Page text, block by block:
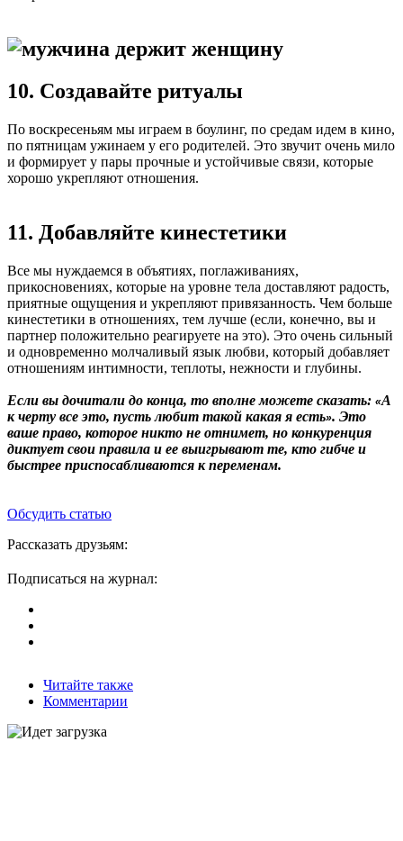
10. Создавайте ритуалы
По воскресеньям мы играем в боулинг, по средам идем в кино,
по пятницам ужинаем у его родителей. Это звучит очень мило
и формирует у пары прочные и устойчивые связи, которые
хорошо укрепляют отношения.
11. Добавляйте кинестетики
Все мы нуждаемся в объятиях, поглаживаниях,
прикосновениях, которые на уровне тела доставляют радость,
приятные ощущения и укрепляют привязанность. Чем больше
кинестетики в отношениях, тем лучше (если, конечно, вы и
партнер положительно реагируете на это). Это очень сильный
и одновременно молчаливый язык любви, который добавляет
отношениям интимности, теплоты, нежности и глубины.
Если вы дочитали до конца, то вполне можете сказать: «А
к черту все это, пусть любит такой какая я есть». Это
ваше право, которое никто не отнимет, но конкуренция
диктует свои правила и ее выигрывают те, кто гибче и
быстрее приспосабливаются к переменам.
Обсудить статью
Рассказать друзьям:
Подписаться на журнал:
Читайте также
Комментарии